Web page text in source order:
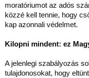
moratóriumot az adós
közzé kell tennie, hogy
kap azonnali védelmet.
Kilopni mindent: ez
A jelenlegi szabályozás
tulajdonosokat, hogy